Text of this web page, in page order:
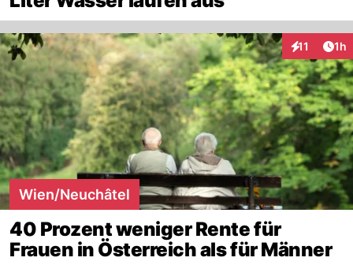
11 1h
Wien/Neuchâtel
40 Prozent weniger Rente für
Frauen in Österreich als für Männer